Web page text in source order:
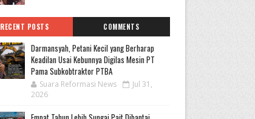
RECENT POSTS COMMENTS
Darmansyah, Petani Kecil yang Berharap
Keadilan Usai Kebunnya Digilas Mesin PT
Pama Subkobtraktor PTBA
Suara Reformasi News
Jul 31,
2026